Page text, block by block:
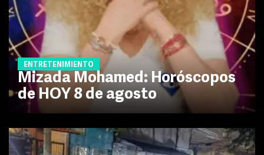
ENTRETENIMIENTO
Mizada Mohamed: Horóscopos
de HOY 8 de agosto